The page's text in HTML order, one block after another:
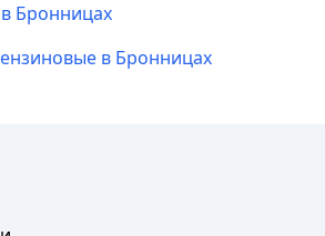
Бронницах
в Бронницах